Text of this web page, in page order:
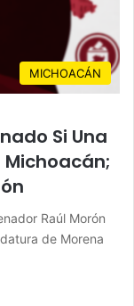
MICHOACÁN
Si Una
Michoacán;
Raúl Morón
de Morena